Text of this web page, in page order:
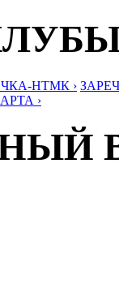
НТМК ›
›